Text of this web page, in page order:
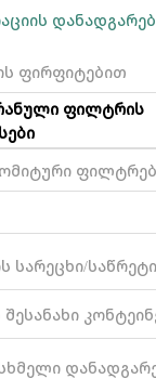
ფირფიტებით
ფილტრის
სარეცხი/საწრეტი